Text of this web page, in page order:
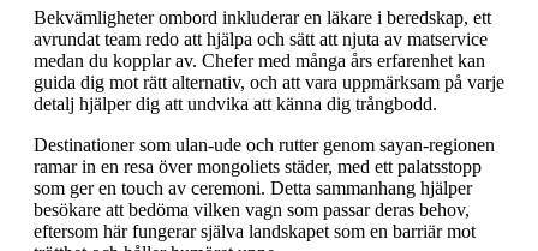
Bekvämligheter ombord inkluderar en läkare i beredskap, ett
avrundat team redo att hjälpa och sätt att njuta av matservice
medan du kopplar av. Chefer med många års erfarenhet kan
guida dig mot rätt alternativ, och att vara uppmärksam på varje
detalj hjälper dig att undvika att känna dig trångbodd.
Destinationer som ulan-ude och rutter genom sayan-regionen
ramar in en resa över mongoliets städer, med ett palatsstopp
som ger en touch av ceremoni. Detta sammanhang hjälper
besökare att bedöma vilken vagn som passar deras behov,
eftersom här fungerar själva landskapet som en barriär mot